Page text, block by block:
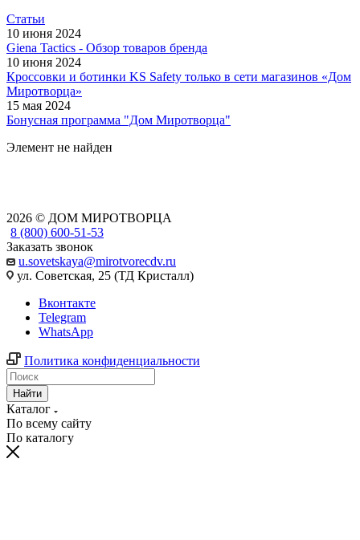
Статьи
10 июня 2024
Giena Tactics - Обзор товаров бренда
10 июня 2024
Кроссовки и ботинки KS Safety только в сети магазинов «Дом
Миротворца»
15 мая 2024
Бонусная программа "Дом Миротворца"
Элемент не найден
2026 © ДОМ МИРОТВОРЦА
8 (800) 600-51-53
Заказать звонок
u.sovetskaya@mirotvorecdv.ru
ул. Советская, 25 (ТД Кристалл)
Вконтакте
Telegram
WhatsApp
Политика конфиденциальности
Найти
Каталог
По всему сайту
По каталогу